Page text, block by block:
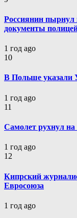
Россиянин пырнул
документы
1 год ago
10
В Польше указали
1 год ago
11
Самолет рухнул
1 год ago
12
Кипрский
Евросоюза
1 год ago